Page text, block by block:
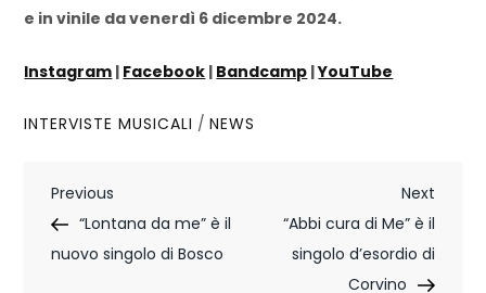
e in vinile da venerdì 6 dicembre 2024.
Instagram | Facebook | Bandcamp |YouTube
INTERVISTE MUSICALI /NEWS
N
a
Previous
Post
Previous
“Lontana da me” è il
nuovo singolo di Bosco
Next
Post
Next
“Abbi cura di Me” è il
singolo d’esordio di
Corvino